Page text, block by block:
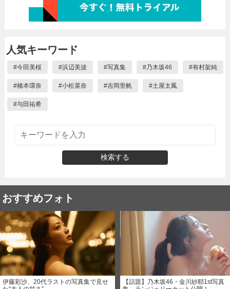
人気キーワード
#今田美桜 #浜辺美波 #写真集 #乃木坂46 #有村架純
#橋本環奈 #小松菜奈 #吉岡里帆 #土屋太鳳
#与田祐希
検索する
おすすめフォト
伊藤彩沙、20代ラストの写真集で見せ
【話題】乃木坂46・金川紗耶1st写真